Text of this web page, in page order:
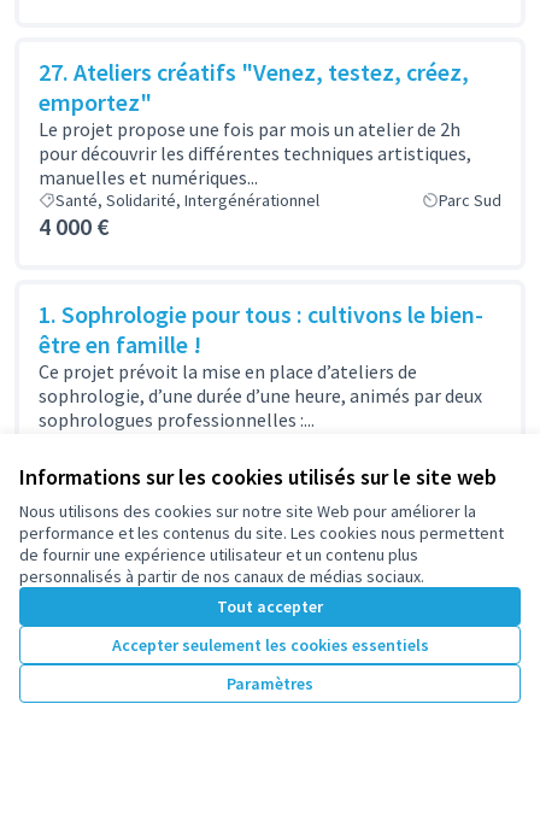
Informations sur les cookies utilisés sur le site web
Nous utilisons des cookies sur notre site Web pour améliorer la
performance et les contenus du site. Les cookies nous permettent
de fournir une expérience utilisateur et un contenu plus
personnalisés à partir de nos canaux de médias sociaux.
Tout accepter
Accepter seulement les cookies essentiels
Paramètres
27. Ateliers créatifs "Venez, testez, créez,
emportez"
Le projet propose une fois par mois un atelier de 2h
pour découvrir les différentes techniques artistiques,
manuelles et numériques...
Santé, Solidarité, Intergénérationnel Parc Sud
4 000 €
1. Sophrologie pour tous : cultivons le bien-
être en famille !
Ce projet prévoit la mise en place d’ateliers de
sophrologie, d’une durée d’une heure, animés par deux
sophrologues professionnelles :...
Vieux-Pont / Sainte-Geneviève
4 570 €
Résultats par page : 25
1 2